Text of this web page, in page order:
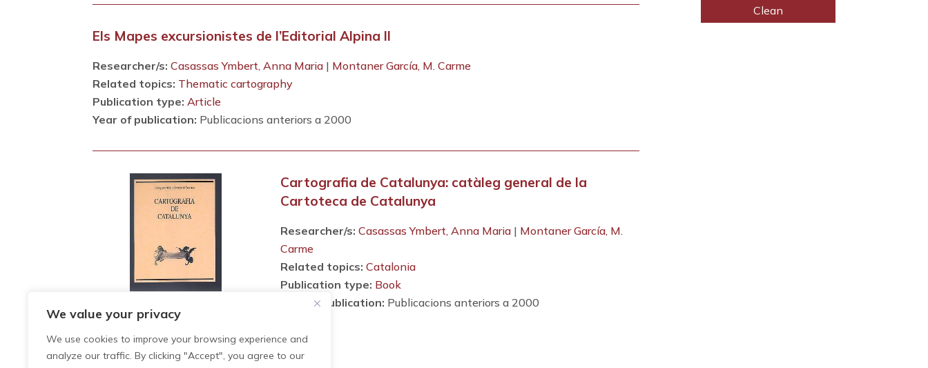
We value your privacy
We use cookies to improve your browsing experience and
analyze our traffic. By clicking "Accept", you agree to our
Els Mapes excursionistes de l’Editorial Alpina II
Researcher/s: Casassas Ymbert, Anna Maria | Montaner García, M. Carme
Related topics: Thematic cartography
Publication type: Article
Year of publication: Publicacions anteriors a 2000
Cartografia de Catalunya: catàleg general de la
Cartoteca de Catalunya
Researcher/s: Casassas Ymbert, Anna Maria | Montaner García, M.
Carme
Related topics: Catalonia
Publication type: Book
Year of publication: Publicacions anteriors a 2000